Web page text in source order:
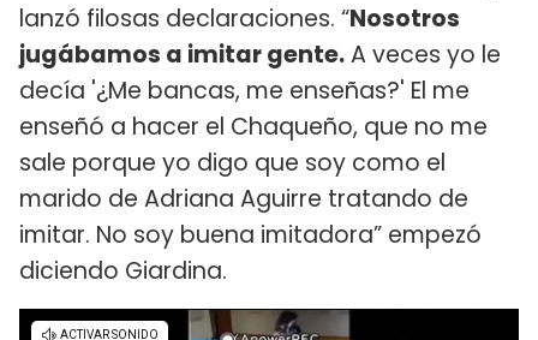
lanzó filosas declaraciones. “Nosotros
jugábamos a imitar gente.A veces yo le
decía '¿Me bancas, me enseñas?' El me
enseñó a hacer el Chaqueño, que no me
sale porque yo digo que soy como el
marido de Adriana Aguirre tratando de
imitar. No soy buena imitadora” empezó
diciendo Giardina.